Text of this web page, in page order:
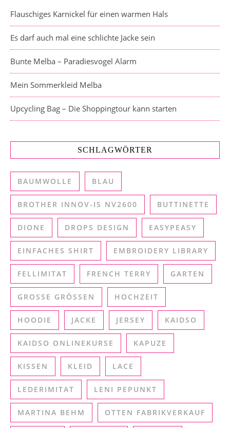
Flauschiges Karnickel für einen warmen Hals
Es darf auch mal eine schlichte Jacke sein
Bunte Melba – Paradiesvogel Alarm
Mein Sommerkleid Melba
Upcycling Bag – Die Shoppingtour kann starten
SCHLAGWÖRTER
BAUMWOLLE BLAU
BROTHER INNOV-IS NV2600 BUTTINETTE
DIONE DROPS DESIGN EASYPEASY
EINFACHES SHIRT EMBROIDERY LIBRARY
FELLIMITAT FRENCH TERRY GARTEN
GROSSE GRÖSSEN HOCHZEIT
HOODIE JACKE JERSEY KAIDSO
KAIDSO ONLINEKURSE KAPUZE
KISSEN KLEID LACE
LEDERIMITAT LENI PEPUNKT
MARTINA BEHM OTTEN FABRIKVERKAUF